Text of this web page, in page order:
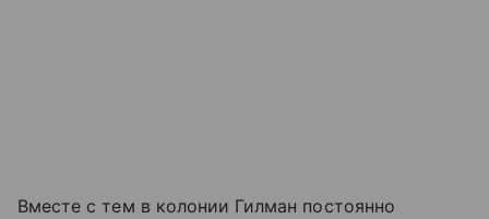
Вместе с тем в колонии Гилман постоянно